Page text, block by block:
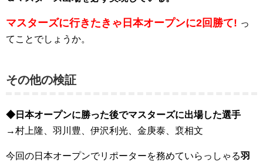
マスターズに行きたきゃ日本オープンに2回勝て! っ
てことでしょうか。
その他の検証
◆日本オープンに勝った後でマスターズに出場した選手
→村上隆、羽川豊、伊沢利光、金庚泰、裵相文
今回の日本オープンでリポーターを務めていらっしゃる羽